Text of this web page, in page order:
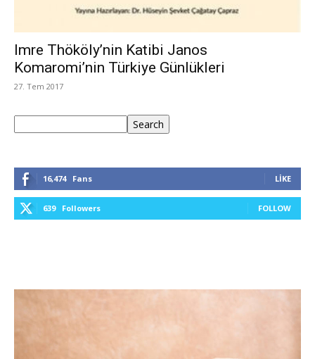
Imre Thököly’nin Katibi Janos
Komaromi’nin Türkiye Günlükleri
27. Tem 2017
Search
16,474 Fans LIKE
639 Followers FOLLOW